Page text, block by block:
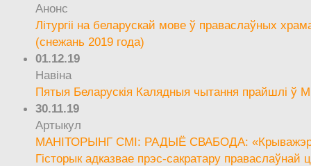
Анонс
Літургіі на беларускай мове ў праваслаўных
(снежань 2019 года)
01.12.19
Навіна
Пятыя Беларускія Калядныя чытання прайшлі ў
30.11.19
Артыкул
МАНІТОРЫНГ СМІ: РАДЫЁ СВАБОДА:
Гісторык адказвае прэс-сакратару праваслаўнай